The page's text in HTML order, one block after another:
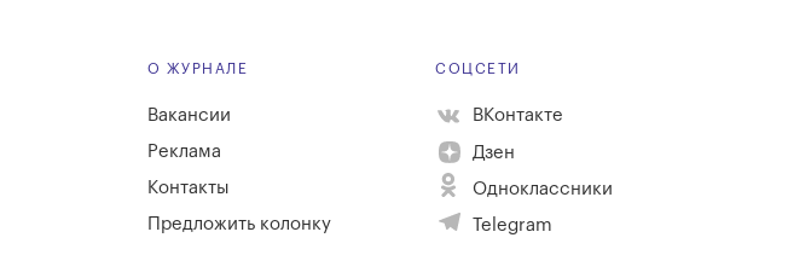
О ЖУРНАЛЕ
Вакансии
Реклама
Контакты
Предложить колонку
СОЦСЕТИ
ВКонтакте
Дзен
Одноклассники
Telegram